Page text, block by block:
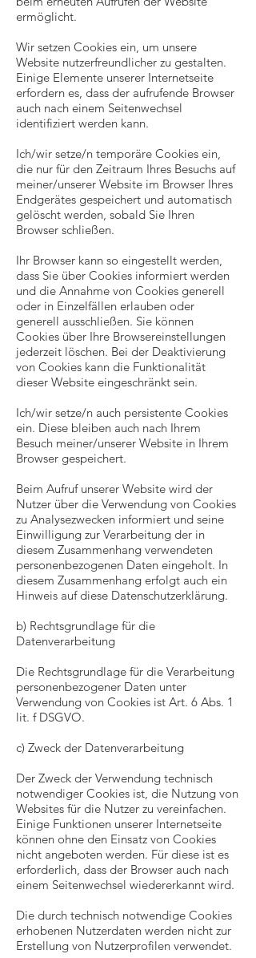
ermöglicht.
Wir setzen Cookies ein, um unsere
Website nutzerfreundlicher zu gestalten.
Einige Elemente unserer Internetseite
erfordern es, dass der aufrufende Browser
auch nach einem Seitenwechsel
identifiziert werden kann.
Ich/wir setze/n temporäre Cookies ein,
die nur für den Zeitraum Ihres Besuchs auf
meiner/unserer Website im Browser Ihres
Endgerätes gespeichert und automatisch
gelöscht werden, sobald Sie Ihren
Browser schließen.
Ihr Browser kann so eingestellt werden,
dass Sie über Cookies informiert werden
und die Annahme von Cookies generell
oder in Einzelfällen erlauben oder
generell ausschließen. Sie können
Cookies über Ihre Browsereinstellungen
jederzeit löschen. Bei der Deaktivierung
von Cookies kann die Funktionalität
dieser Website eingeschränkt sein.
Ich/wir setze/n auch persistente Cookies
ein. Diese bleiben auch nach Ihrem
Besuch meiner/unserer Website in Ihrem
Browser gespeichert.
Beim Aufruf unserer Website wird der
Nutzer über die Verwendung von Cookies
zu Analysezwecken informiert und seine
Einwilligung zur Verarbeitung der in
diesem Zusammenhang verwendeten
personenbezogenen Daten eingeholt. In
diesem Zusammenhang erfolgt auch ein
Hinweis auf diese Datenschutzerklärung.
b) Rechtsgrundlage für die
Datenverarbeitung
Die Rechtsgrundlage für die Verarbeitung
personenbezogener Daten unter
Verwendung von Cookies ist Art. 6 Abs. 1
lit. f DSGVO.
c) Zweck der Datenverarbeitung
Der Zweck der Verwendung technisch
notwendiger Cookies ist, die Nutzung von
Websites für die Nutzer zu vereinfachen.
Einige Funktionen unserer Internetseite
können ohne den Einsatz von Cookies
nicht angeboten werden. Für diese ist es
erforderlich, dass der Browser auch nach
einem Seitenwechsel wiedererkannt wird.
Die durch technisch notwendige Cookies
erhobenen Nutzerdaten werden nicht zur
Erstellung von Nutzerprofilen verwendet.